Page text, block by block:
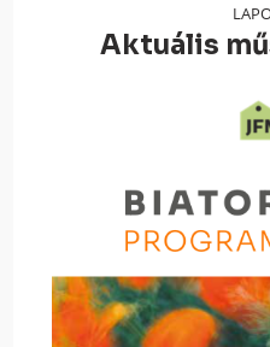
Aktuális